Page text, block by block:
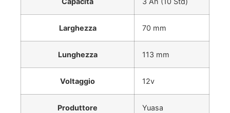
Larghezza 70 mm
Lunghezza 113 mm
Voltaggio 12v
Produttore Yuasa